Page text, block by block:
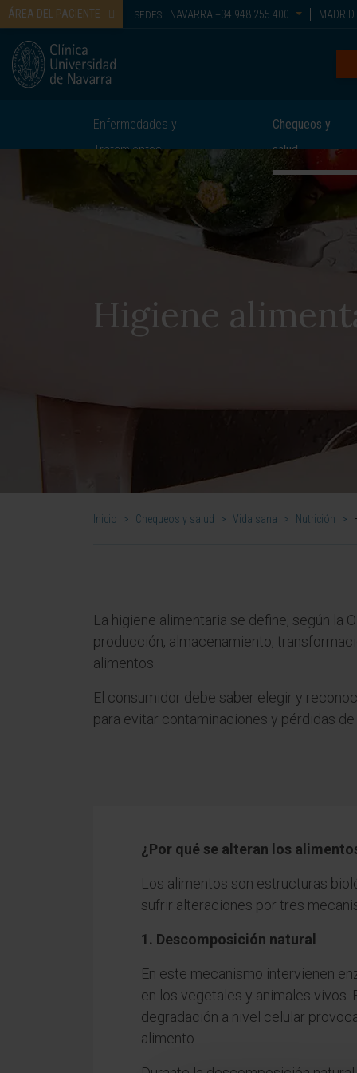
ÁREA DEL PACIENTE SEDES: NAVARRA +34 948 255 400 MADRID
Enfermedades y
Tratamientos
Chequeos y
salud
Higiene
Inicio > Chequeos y salud > Vida sana > Nutrición >
La higiene alimentaria se define, según
producción, almacenamiento,
alimentos.
El consumidor debe saber elegir y
para evitar contaminaciones y pérdidas de
¿Por qué se alteran los
Los alimentos son estructuras
sufrir alteraciones por tres
1. Descomposición natural
En este mecanismo intervienen
en los vegetales y animales
degradación a nivel celular
alimento.